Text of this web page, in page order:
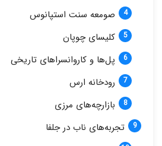
صومعه سنت استپانوس
کلیسای چوپان
پل‌ها و کاروانسراهای تاریخی
رودخانه ارس
بازارچه‌های مرزی
تجربه‌های ناب در جلفا